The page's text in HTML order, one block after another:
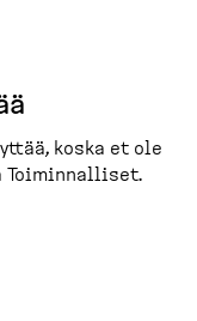
koska et ole
Toimin­nalliset.